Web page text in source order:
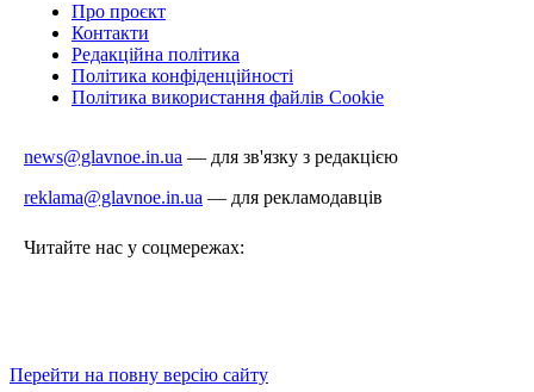
Про проєкт
Контакти
Редакційна політика
Політика конфіденційності
Політика використання файлів Cookie
news@glavnoe.in.ua — для зв'язку з редакцією
reklama@glavnoe.in.ua — для рекламодавців
Читайте нас у соцмережах:
Перейти на повну версію сайту